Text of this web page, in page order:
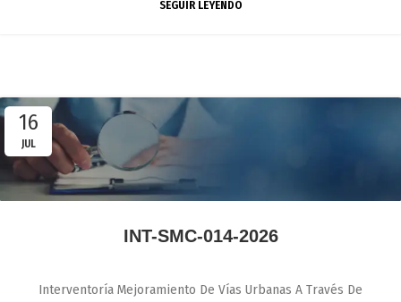
SEGUIR LEYENDO
16
JUL
INT-SMC-014-2026
Interventoría Mejoramiento De Vías Urbanas A Través De